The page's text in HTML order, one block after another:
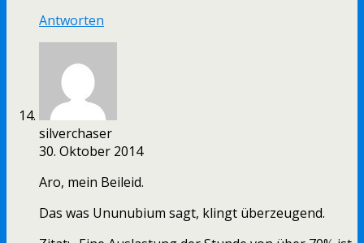
Antworten
silverchaser
30. Oktober 2014
Aro, mein Beileid.
Das was Ununubium sagt, klingt überzeugend.